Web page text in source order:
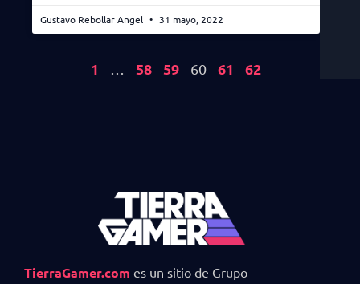
Gustavo Rebollar Angel 31 mayo, 2022
1 58 59 60 61 62
TierraGamer.com es un sitio de Grupo